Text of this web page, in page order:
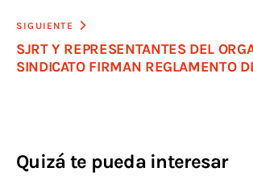
SIGUIENTE
SJRT Y REPRESENTANTES DEL
SINDICATO FIRMAN REGLAMENTO
Quizá te pueda interesar